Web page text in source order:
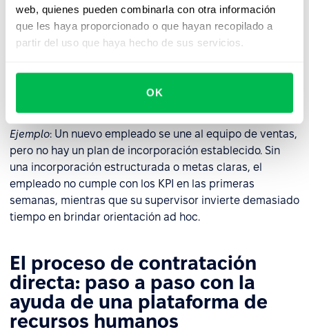
web, quienes pueden combinarla con otra información
que les haya proporcionado o que hayan recopilado a
partir del uso que haya hecho de sus servicios.
OK
❌ Responsabilidad en la incorporación y
desarrollo
y desarrollo de los empleados recae en el empleador,
requiriendo recursos, procesos y herramientas bien
Ejemplo: Un nuevo empleado se une al equipo de ventas,
pero no hay un plan de incorporación establecido. Sin
una incorporación estructurada o metas claras, el
empleado no cumple con los KPI en las primeras
semanas, mientras que su supervisor invierte demasiado
tiempo en brindar orientación ad hoc.
El proceso de contratación
directa: paso a paso con la
ayuda de una plataforma de
recursos humanos